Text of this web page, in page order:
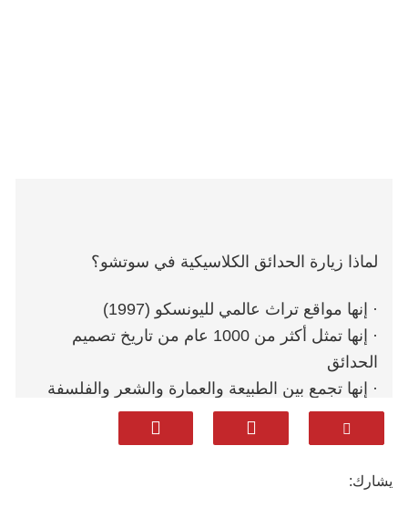
لماذا زيارة الحدائق الكلاسيكية في سوتشو؟
· إنها مواقع تراث عالمي لليونسكو (1997)
· إنها تمثل أكثر من 1000 عام من تاريخ تصميم
الحدائق
· إنها تجمع بين الطبيعة والعمارة والشعر والفلسفة
· تقع على بعد 30-40 دقيقة فقط من شنغهاي
بالقطار فائق السرعة
واحدة من أسهل وأكثر الرحلات الثقافية اليومية
يشارك: